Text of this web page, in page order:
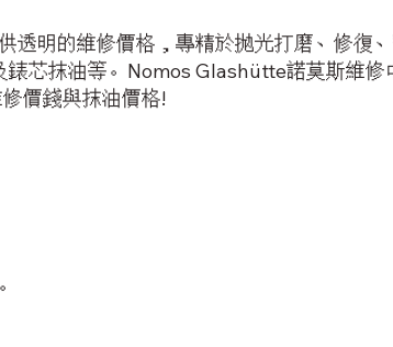
明的維修價格，專精於拋光打磨、修復
芯抹油等。Nomos Glashütte諾莫斯維修
價錢與抹油價格!